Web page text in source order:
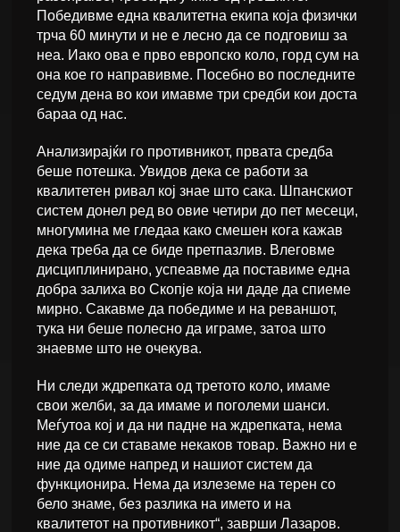
Победивме една квалитетна екипа која физички
трча 60 минути и не е лесно да се подговиш за
неа. Иако ова е прво европско коло, горд сум на
она кое го направивме. Посебно во последните
седум дена во кои имавме три средби кои доста
бараа од нас.
Анализирајќи го противникот, првата средба
беше потешка. Увидов дека се работи за
квалитетен ривал кој знае што сака. Шпанскиот
систем донел ред во овие четири до пет месеци,
многумина ме гледаа како смешен кога кажав
дека треба да се биде претпазлив. Влеговме
дисциплинирано, успеавме да поставиме една
добра залиха во Скопје која ни даде да спиеме
мирно. Сакавме да победиме и на реваншот,
тука ни беше полесно да играме, затоа што
знаевме што не очекува.
Ни следи ждрепката од третото коло, имаме
свои желби, за да имаме и поголеми шанси.
Меѓутоа кој и да ни падне на ждрепката, нема
ние да се си ставаме некаков товар. Важно ни е
ние да одиме напред и нашиот систем да
функционира. Нема да излеземе на терен со
бело знаме, без разлика на името и на
квалитетот на противникот“, заврши Лазаров.